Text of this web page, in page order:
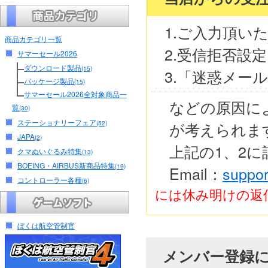
商品カテゴリ一覧
サマーセール2026
ダウンロード製品(15)
パッケージ製品(15)
サマーセール2026全対象商品一
覧(30)
ステーショナリーフェア(52)
JAPA(2)
クマぬいぐるみ特集(13)
BOEING・AIRBUS新商品特集(19)
コントローラー各種(6)
ぼくは航空管制官
1.ご入力頂い
2.受信拒否設
3.「迷惑メー
などの原因
が考えられま
上記の1、2
Email：
には休み明けの
メンバー登録